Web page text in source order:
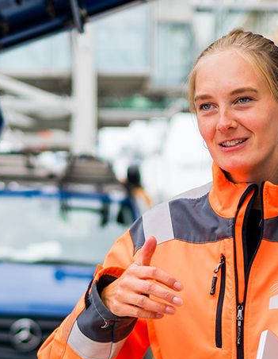
der HPA
Verkehrsmeldungen im Hafen am